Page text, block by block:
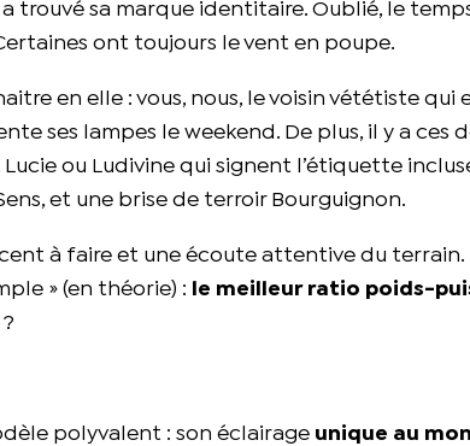
sa marque identitaire. Oublié, le
ont toujours le vent en poupe.
en elle : vous, nous, le voisin vététiste qui
ses lampes le weekend. De plus, il y a ces
ou Ludivine qui signent l’étiquette
et une brise de terroir Bourguignon.
à faire et une écoute attentive du terrain.
» (en théorie) :
le meilleur ratio poids-
polyvalent : son éclairage unique au